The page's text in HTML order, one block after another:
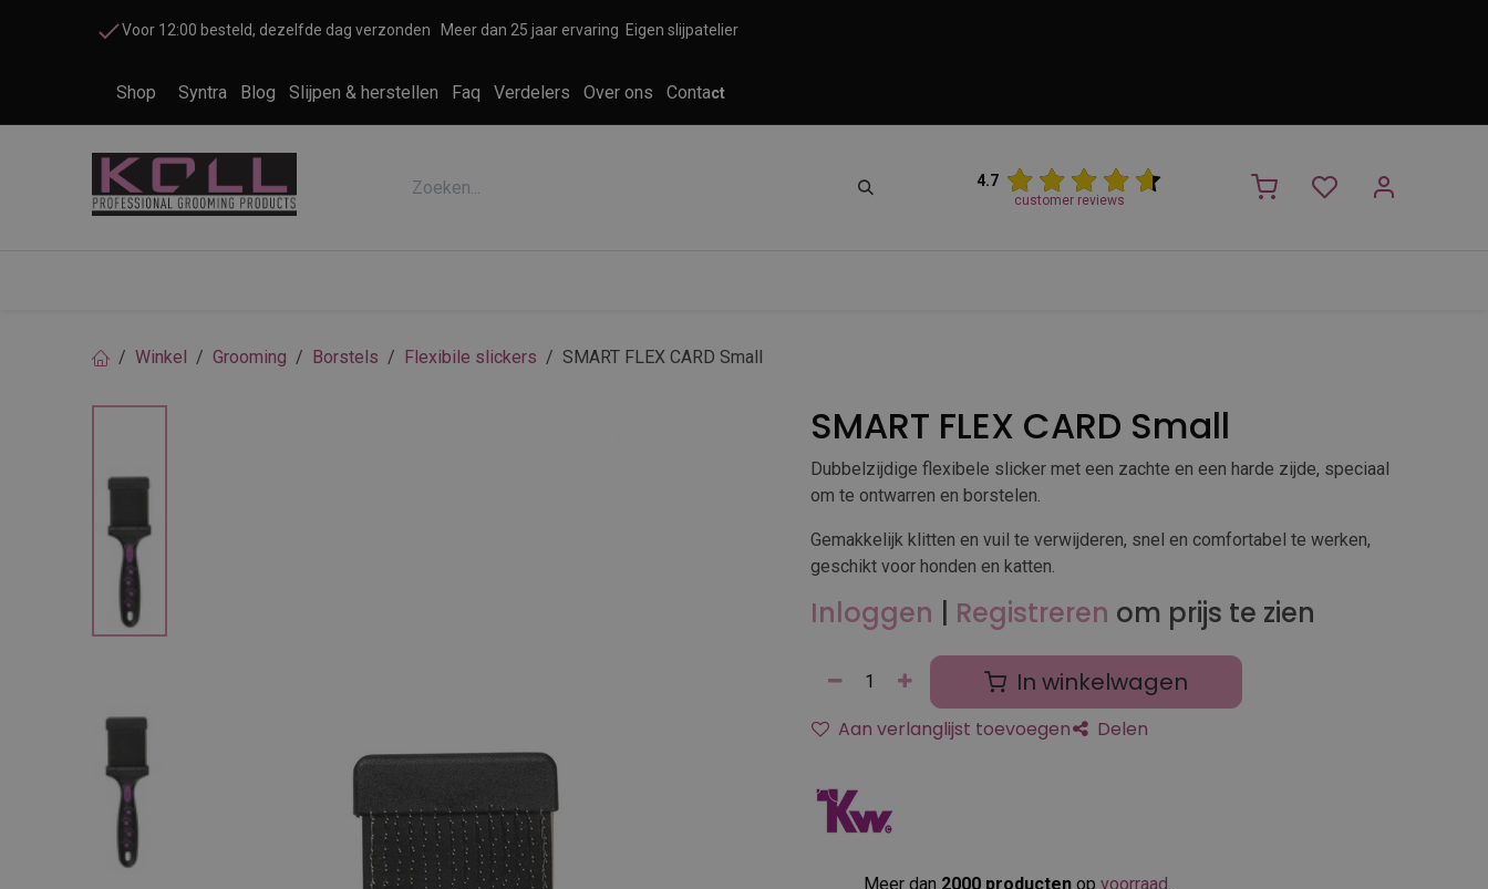
Voor 12:00 besteld, dezelfde dag verzonden Meer dan 25 jaar ervaring Eigen slijpatelier
Shop Syntra Blog Slijpen & herstellen Faq Verdelers Over ons Contact
4.7
customer reviews
Winkel Grooming Borstels Flexibile slickers SMART FLEX CARD Small
SMART FLEX CARD Small
Dubbelzijdige flexibele slicker met een zachte en een harde zijde, speciaal
om te ontwarren en borstelen.
Gemakkelijk klitten en vuil te verwijderen, snel en comfortabel te werken,
geschikt voor honden en katten.
Inloggen | Registreren om prijs te zien
In winkelwagen
Aan verlanglijst toevoegen Delen
Meer dan 2000 producten op voorraad